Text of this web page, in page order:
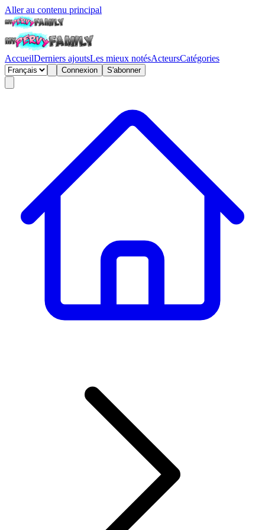
Aller au contenu principal
AccueilDerniers ajoutsLes mieux notésActeursCatégories
Connexion S'abonner